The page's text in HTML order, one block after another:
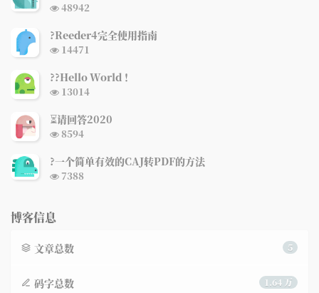
浏
次
数:
48942
?Reeder4完全使用指南
浏
次
数:
14471
?‍?Hello World ！
浏
次
数:
13014
⏳请回答2020
浏
次
数:
8594
?一个简单有效的CAJ转PDF的方法
浏
7388
博客信息
5
文章总数
1.64 万
码字总数